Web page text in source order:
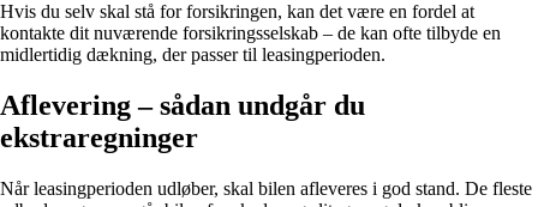
Hvis du selv skal stå for forsikringen, kan det være en fordel at
kontakte dit nuværende forsikringsselskab – de kan ofte tilbyde en
midlertidig dækning, der passer til leasingperioden.
Aflevering – sådan undgår du
ekstraregninger
Når leasingperioden udløber, skal bilen afleveres i god stand. De fleste